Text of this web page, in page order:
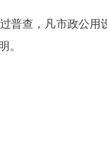
普查，凡市政公用
。